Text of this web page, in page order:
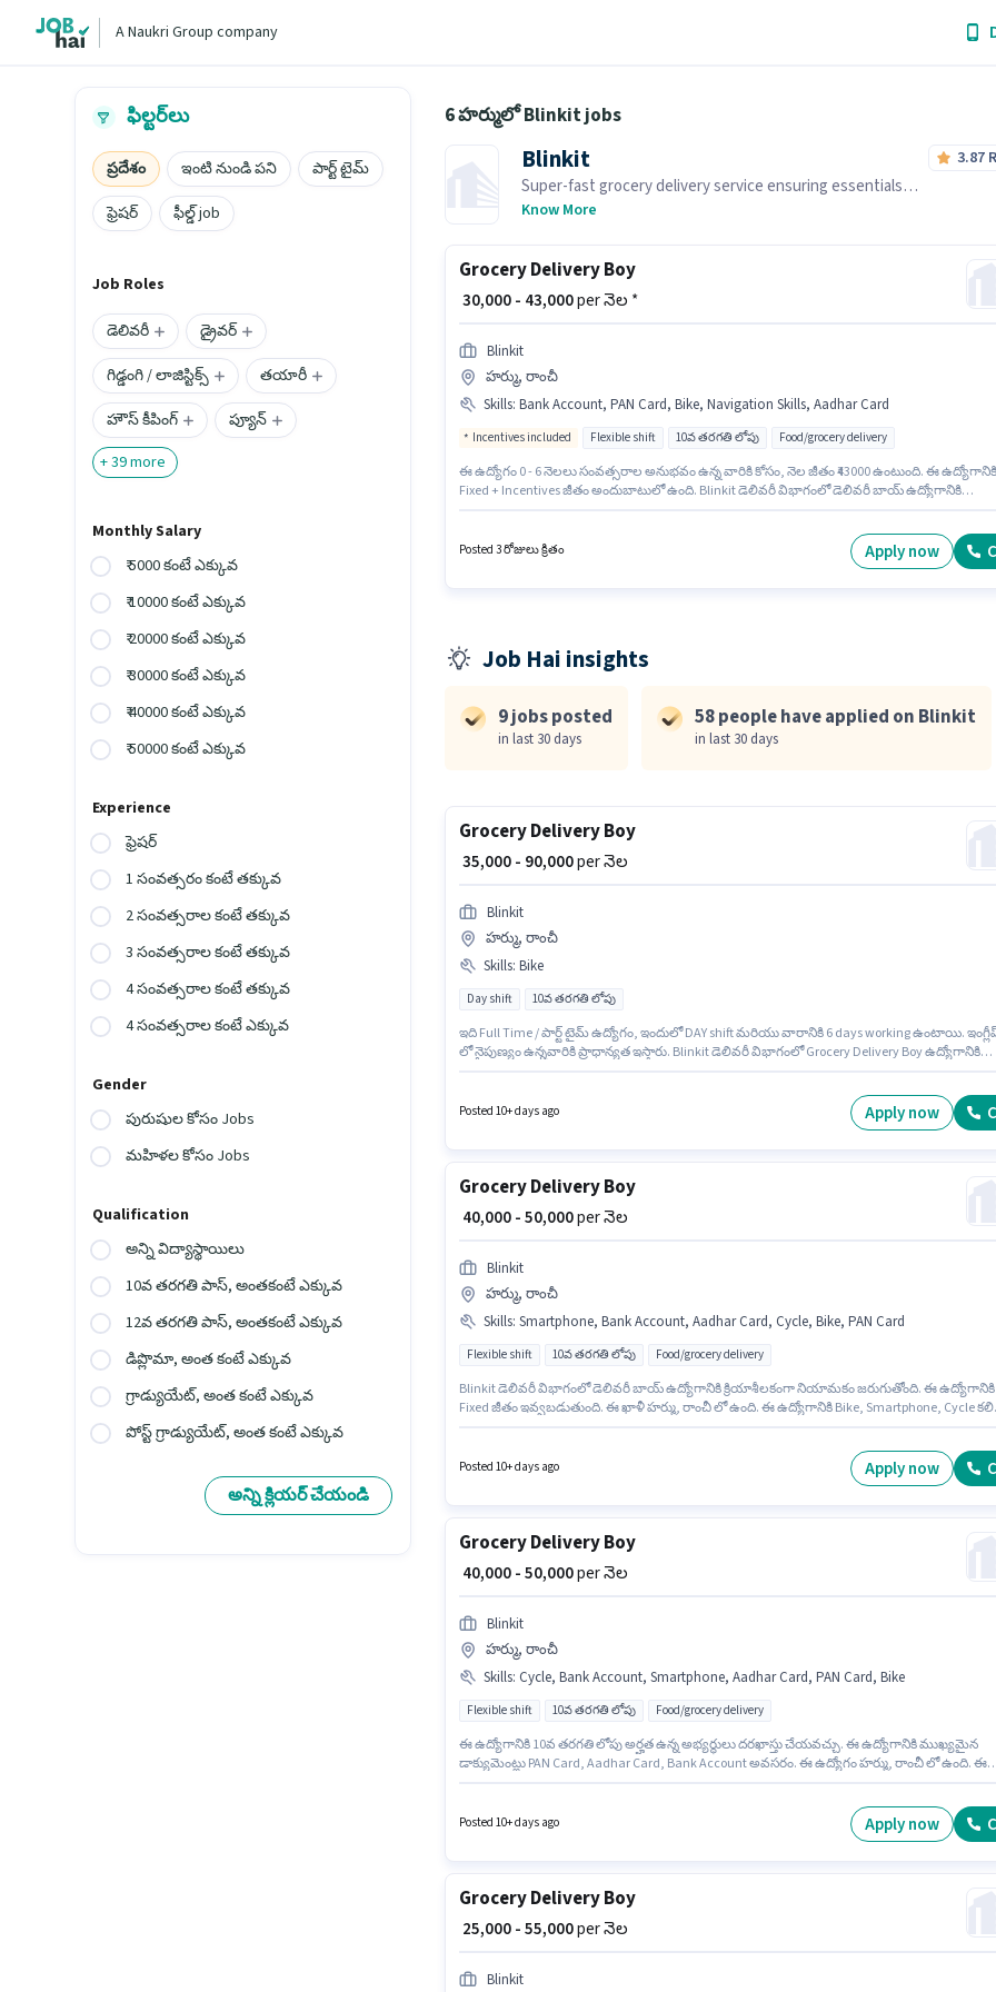
A Naukri Group company
ఫిల్టర్‌లు
ప్రదేశం ఇంటి నుండి పని
పార్ట్ టైమ్
ఫ్రెషర్
ఫీల్డ్ job
Job Roles
డెలివరీ
డ్రైవర్
గిడ్డంగి / లాజిస్టిక్స్
తయారీ
హౌస్ కీపింగ్
ప్యూన్
+39more
Monthly Salary
₹ 5000 కంటే ఎక్కువ
₹ 10000 కంటే ఎక్కువ
₹ 20000 కంటే ఎక్కువ
₹ 30000 కంటే ఎక్కువ
₹ 40000 కంటే ఎక్కువ
₹ 50000 కంటే ఎక్కువ
Experience
ఫ్రెషర్
1 సంవత్సరం కంటే తక్కువ
2 సంవత్సరాల కంటే తక్కువ
3 సంవత్సరాల కంటే తక్కువ
4 సంవత్సరాల కంటే తక్కువ
4 సంవత్సరాల కంటే ఎక్కువ
Gender
పురుషుల కోసం Jobs
మహిళల కోసం Jobs
Qualification
అన్ని విద్యాస్థాయిలు
10వ తరగతి పాస్, అంతకంటే ఎక్కువ
12వ తరగతి పాస్, అంతకంటే ఎక్కువ
డిప్లొమా, అంత కంటే ఎక్కువ
గ్రాడ్యుయేట్, అంత కంటే ఎక్కువ
పోస్ట్ గ్రాడ్యుయేట్, అంత కంటే ఎక్కువ
అన్ని క్లియర్ చేయండి
6 హర్ములో Blinkit jobs
Blinkit
Super-fast grocery delivery service ensuring essentials
reach you within minutes.
Know More
3.87
Grocery Delivery Boy
₹ 30,000 - 43,000per నెల *
Blinkit
హర్ము, రాంచీ
Skills: Bank Account, PAN Card, Bike, Navigation Skills, Aadhar Card
Incentives included Flexible shift 10వ తరగతి లోపు Food/grocery delivery
ఈ ఉద్యోగం 0 - 6 నెలలు సంవత్సరాల అనుభవం ఉన్న వారికి కోసం, నెల జీతం ₹43000 ఉంటుంది. ఈ ఉద్యోగానికి
Fixed + Incentives జీతం అందుబాటులో ఉంది. Blinkit డెలివరీ విభాగంలో డెలివరీ బాయ్ ఉద్యోగానికి
Bank Account కలిగి ఉండాలి.
Posted 3 రోజులు క్రితం Apply now
Job Hai insights
9 jobs posted
in last 30 days
58 people have applied on Blinkit
in last 30 days
Grocery Delivery Boy
₹ 35,000 - 90,000per నెల
Blinkit
హర్ము, రాంచీ
Skills: Bike
Day shift 10వ తరగతి లోపు
ఇది Full Time / పార్ట్ టైమ్ ఉద్యోగం, ఇందులో DAY shift మరియు వారానికి 6 days working ఉంటాయి.
లో నైపుణ్యం ఉన్నవారికి ప్రాధాన్యత ఇస్తారు. Blinkit డెలివరీ విభాగంలో Grocery Delivery Boy ఉద్యోగానికి
ఈ ఉద్యోగానికి Fixed జీతం ఇవ్వబడుతుంది.
Posted 10+ days ago Apply now
Grocery Delivery Boy
₹ 40,000 - 50,000per నెల
Blinkit
హర్ము, రాంచీ
Skills: Smartphone, Bank Account, Aadhar Card, Cycle, Bike, PAN Card
Flexible shift 10వ తరగతి లోపు Food/grocery delivery
Blinkit డెలివరీ విభాగంలో డెలివరీ బాయ్ ఉద్యోగానికి క్రియాశీలకంగా నియామకం జరుగుతోంది. ఈ ఉద్యోగానికి
Fixed జీతం ఇవ్వబడుతుంది. ఈ ఖాళీ హర్ము, రాంచీ లో ఉంది. ఈ ఉద్యోగానికి Bike, Smartphone, Cycle
Posted 10+ days ago Apply now
Grocery Delivery Boy
₹ 40,000 - 50,000per నెల
Blinkit
హర్ము, రాంచీ
Skills: Cycle, Bank Account, Smartphone, Aadhar Card, PAN Card, Bike
Flexible shift 10వ తరగతి లోపు Food/grocery delivery
ఈ ఉద్యోగానికి 10వ తరగతి లోపు అర్హత ఉన్న అభ్యర్థులు దరఖాస్తు చేయవచ్చు. ఈ ఉద్యోగానికి ముఖ్యమైన
డాక్యుమెంట్లు PAN Card, Aadhar Card, Bank Account అవసరం. ఈ ఉద్యోగం హర్ము, రాంచీ లో ఉంది. ఈ
Posted 10+ days ago Apply now
Grocery Delivery Boy
₹ 25,000 - 55,000per నెల
Blinkit